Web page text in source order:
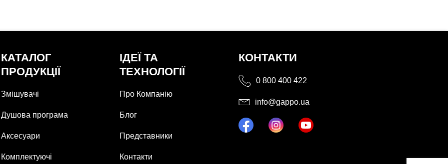
КАТАЛОГ
ПРОДУКЦІЇ
Змішувачі
Душова програма
Аксесуари
Комплектуючі
ІДЕЇ ТА
ТЕХНОЛОГІЇ
Про Компанію
Блог
Представники
Контакти
КОНТАКТИ
0 800 400 422
info@gappo.ua